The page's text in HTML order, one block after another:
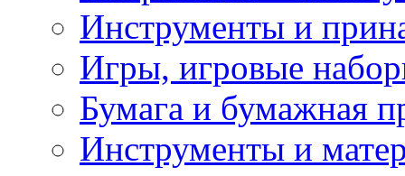
Инструменты и
Игры, игровые
Бумага и бумажная
Инструменты и